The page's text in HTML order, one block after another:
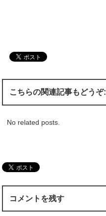
こちらの関連記事もどうぞ:
No related posts.
コメントを残す